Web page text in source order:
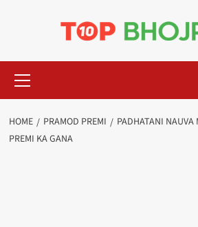
Menu
HOME PRAMOD PREMI
PADHATANI NAUVA
PREMI KA GANA